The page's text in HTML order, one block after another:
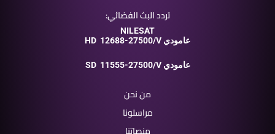
تردد البث الفضائي:
NILESAT
HD
12688-27500/V عامودي
SD 11555-27500/V عامودي
من نحن
مراسلونا
منصاتنا